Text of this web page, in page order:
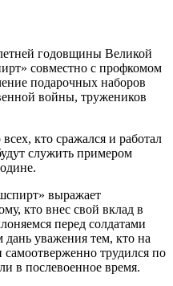
годовщины Великой
совместно с профкомом
подарочных наборов
войны, тружеников
кто сражался и работал
служить примером
выражает
кто внес свой вклад в
перед солдатами
уважения тем, кто на
самоотверженно трудился по
в послевоенное время.